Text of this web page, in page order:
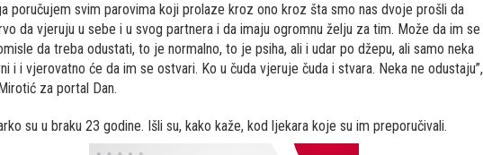
poručujem svim parovima koji prolaze kroz ono kroz šta smo nas dvoje prošli da
da vjeruju u sebe i u svog partnera i da imaju ogromnu želju za tim. Može da im se
da treba odustati, to je normalno, to je psiha, ali i udar po džepu, ali samo neka
i i vjerovatno će da im se ostvari. Ko u čuda vjeruje čuda i stvara. Neka ne odustaju”,
za portal Dan.
su u braku 23 godine. Išli su, kako kaže, kod ljekara koje su im preporučivali.